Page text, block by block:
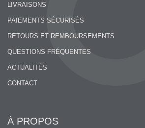
LIVRAISONS
PAIEMENTS SÉCURISÉS
RETOURS ET REMBOURSEMENTS
QUESTIONS FRÉQUENTES
ACTUALITÉS
CONTACT
À PROPOS